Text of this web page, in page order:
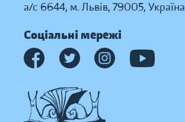
а/с 6644, м. Львів, 79005, Україна
Соціальні мережі